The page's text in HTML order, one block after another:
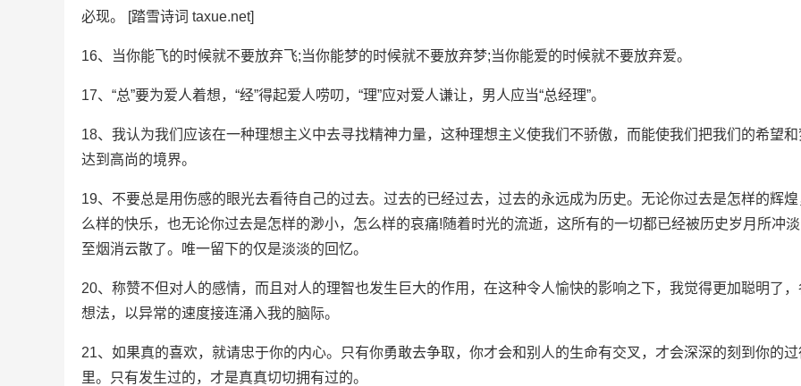
必现。 [踏雪诗词 taxue.net]
16、当你能飞的时候就不要放弃飞;当你能梦的时候就不要放弃梦;当你能爱的时候就不要放弃爱。
17、“总”要为爱人着想，“经”得起爱人唠叨，“理”应对爱人谦让，男人应当“总经理”。
18、我认为我们应该在一种理想主义中去寻找精神力量，这种理想主义使我们不骄傲，而能使我们把我们的希望和
达到高尚的境界。
19、不要总是用伤感的眼光去看待自己的过去。过去的已经过去，过去的永远成为历史。无论你过去是怎样的辉煌
么样的快乐，也无论你过去是怎样的渺小，怎么样的哀痛!随着时光的流逝，这所有的一切都已经被历史岁月所冲
至烟消云散了。唯一留下的仅是淡淡的回忆。
20、称赞不但对人的感情，而且对人的理智也发生巨大的作用，在这种令人愉快的影响之下，我觉得更加聪明了，
想法，以异常的速度接连涌入我的脑际。
21、如果真的喜欢，就请忠于你的内心。只有你勇敢去争取，你才会和别人的生命有交叉，才会深深的刻到你的过
里。只有发生过的，才是真真切切拥有过的。